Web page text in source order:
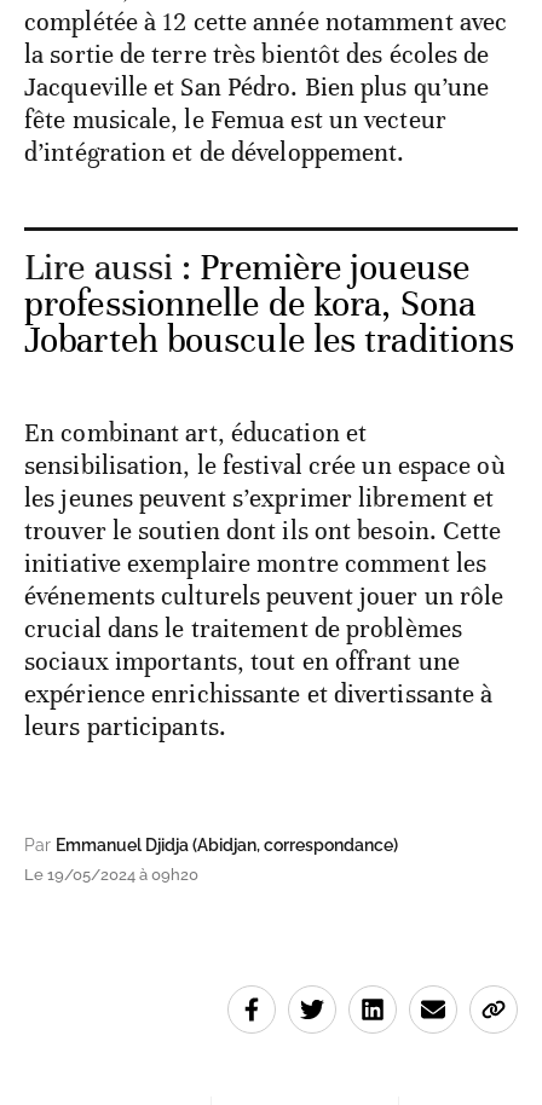
complétée à 12 cette année notamment avec
la sortie de terre très bientôt des écoles de
Jacqueville et San Pédro. Bien plus qu’une
fête musicale, le Femua est un vecteur
d’intégration et de développement.
Lire aussi : Première joueuse
professionnelle de kora, Sona
Jobarteh bouscule les traditions
En combinant art, éducation et
sensibilisation, le festival crée un espace où
les jeunes peuvent s’exprimer librement et
trouver le soutien dont ils ont besoin. Cette
initiative exemplaire montre comment les
événements culturels peuvent jouer un rôle
crucial dans le traitement de problèmes
sociaux importants, tout en offrant une
expérience enrichissante et divertissante à
leurs participants.
Par Emmanuel Djidja (Abidjan, correspondance)
Le 19/05/2024 à 09h20